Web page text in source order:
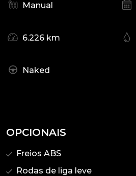
Manual
6.226 km
Naked
OPCIONAIS
Freios ABS
Rodas de liga leve